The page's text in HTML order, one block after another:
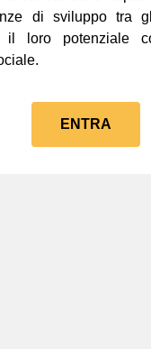
di sviluppo tra
il loro potenziale
ENTRA